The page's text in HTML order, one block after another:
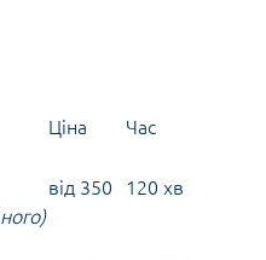
Ціна
Час
від 350 120 хв